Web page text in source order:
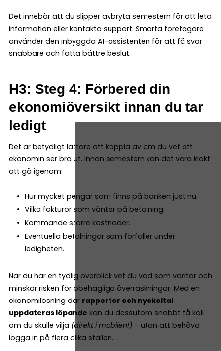
Det innebär att du slipper avbryta semestern för att leta
information eller kontakta support. Smarta företagare
använder den inbyggda AI-assistenten för att få svar
snabbare och fatta bättre beslut.
H3: Steg 4: Förbered din
ekonomiöversikt innan du tar
ledigt
Det är betydligt lättare att koppla av om du vet att
ekonomin ser bra ut. Innan semestern kan det vara klokt
att gå igenom:
Hur mycket pengar som finns på banken just nu.
Vilka fakturor som väntar på betalning.
Kommande större kostnader.
Eventuella betalningar som förfaller under
ledigheten.
När du har en tydlig överblick vet du vad som väntar och
minskar risken för obehagliga överraskningar. Med en
ekonomilösning där rapporter och nyckeltal
uppdateras löpande kan du dessutom snabbt få koll
om du skulle vilja (direkt i mobilen!) – utan att behöva
logga in på flera olika ställen.